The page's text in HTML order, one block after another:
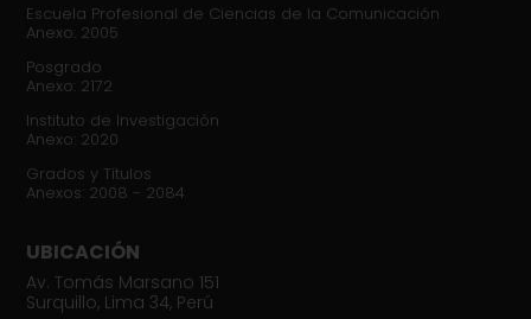
Escuela Profesional de Ciencias de la Comunicación
Anexo: 2005
Posgrado
Anexo: 2172
Instituto de Investigación
Anexo: 2020
Grados y Títulos
Anexos: 2008 - 2084
UBICACIÓN
Av. Tomás Marsano 151
Surquillo, Lima 34, Perú